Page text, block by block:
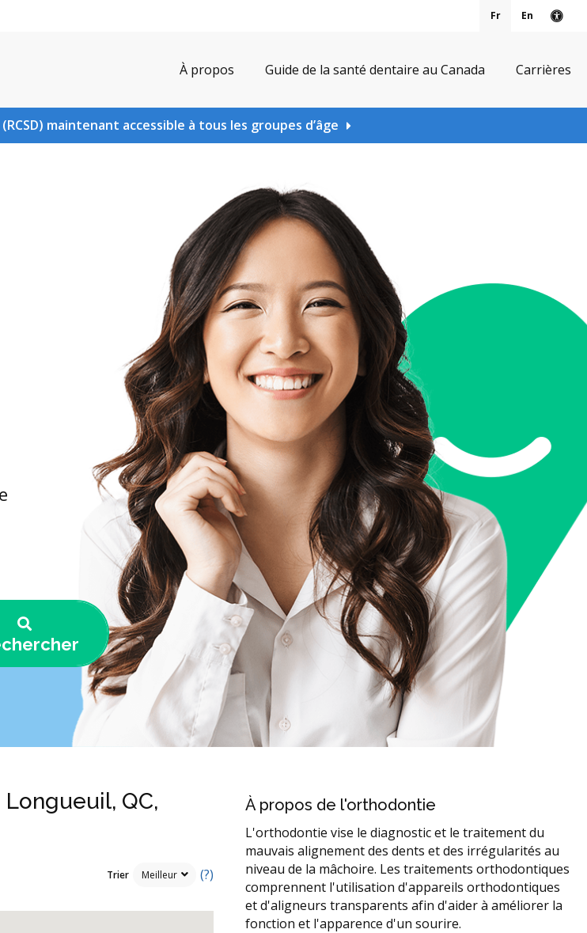
Fr En
À propos Guide de la santé dentaire au Canada Carrières
maintenant accessible à tous les groupes d’âge
QC,
Trier (?)
À propos de l'orthodontie
L'orthodontie vise le diagnostic et le traitement du
mauvais alignement des dents et des irrégularités au
niveau de la mâchoire. Les traitements orthodontiques
comprennent l'utilisation d'appareils orthodontiques
et d'aligneurs transparents afin d'aider à améliorer la
fonction et l'apparence d'un sourire.